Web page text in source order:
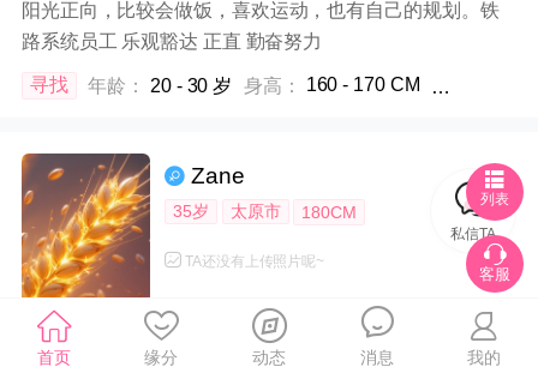
阳光正向，比较会做饭，喜欢运动，也有自己的规划。铁
路系统员工 乐观豁达 正直 勤奋努力
寻找 年龄： 20 - 30 岁 身高： 160 - 170 CM
Zane
35岁 太原市 180CM
TA还没有上传照片呢~
性格开朗、胸怀宽广的人
私信TA
列表
客服
首页 缘分 动态 消息 我的